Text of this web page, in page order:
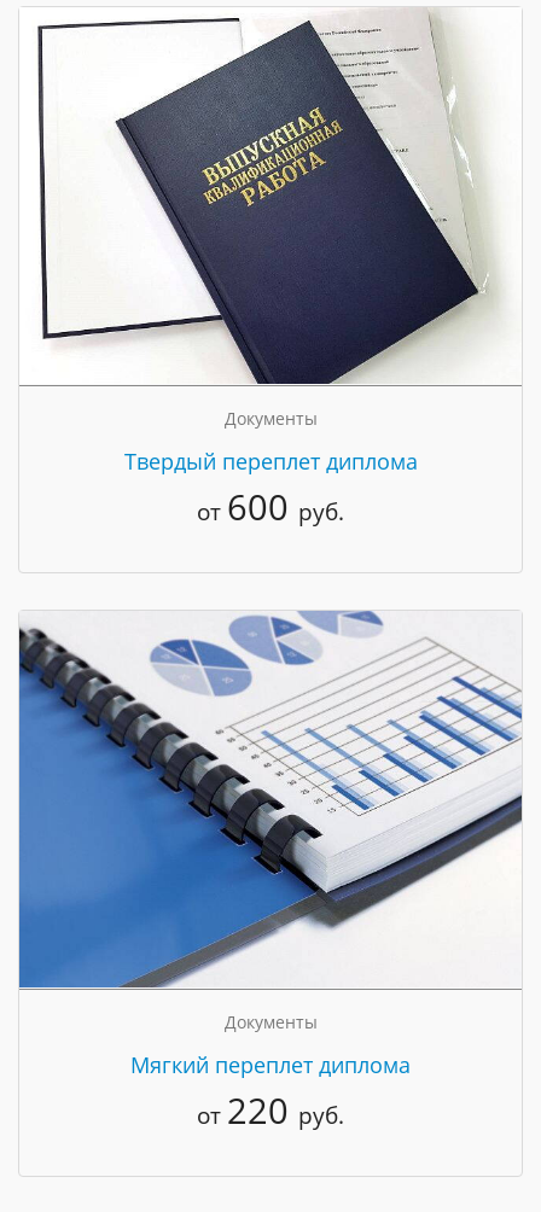
Документы
Твердый переплет диплома
от 600 руб.
Документы
Мягкий переплет диплома
от 220 руб.